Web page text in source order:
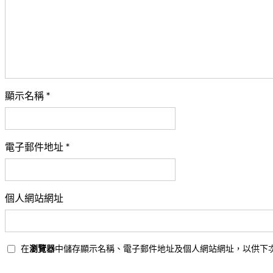
顯示名稱 *
電子郵件地址 *
個人網站網址
在瀏覽器中儲存顯示名稱、電子郵件地址及個人網站網址，以供下